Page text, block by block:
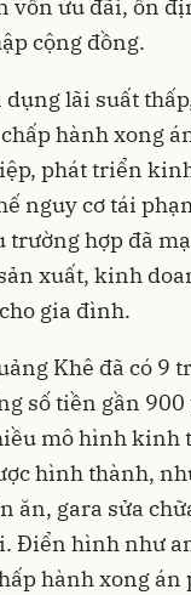
vốn ưu đãi, ổn
cộng đồng.
lãi suất
hành xong
phát triển
nguy cơ tái
hợp đã
xuất, kinh
gia đình.
Khê đã có 9
số tiền gần
mô hình kinh
hình thành,
ăn, gara sửa
Điển hình như
hành xong án